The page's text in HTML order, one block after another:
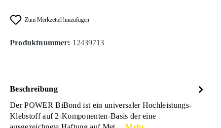
Zum Merkzettel hinzufügen
Produktnummer: 12439713
Beschreibung
Der POWER BiBond ist ein universaler Hochleistungs-
Klebstoff auf 2-Komponenten-Basis der eine